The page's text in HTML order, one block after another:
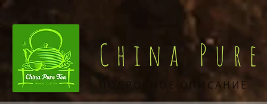
China
ПОДРОБНОЕ ОПИСАНИЕ